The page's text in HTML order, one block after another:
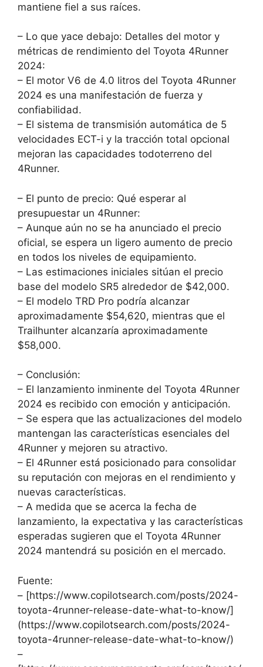
mantiene fiel a sus raíces.
– Lo que yace debajo: Detalles del motor y
métricas de rendimiento del Toyota 4Runner
2024:
– El motor V6 de 4.0 litros del Toyota 4Runner
2024 es una manifestación de fuerza y
confiabilidad.
– El sistema de transmisión automática de 5
velocidades ECT-i y la tracción total opcional
mejoran las capacidades todoterreno del
4Runner.
– El punto de precio: Qué esperar al
presupuestar un 4Runner:
– Aunque aún no se ha anunciado el precio
oficial, se espera un ligero aumento de precio
en todos los niveles de equipamiento.
– Las estimaciones iniciales sitúan el precio
base del modelo SR5 alrededor de $42,000.
– El modelo TRD Pro podría alcanzar
aproximadamente $54,620, mientras que el
Trailhunter alcanzaría aproximadamente
$58,000.
– Conclusión:
– El lanzamiento inminente del Toyota 4Runner
2024 es recibido con emoción y anticipación.
– Se espera que las actualizaciones del modelo
mantengan las características esenciales del
4Runner y mejoren su atractivo.
– El 4Runner está posicionado para consolidar
su reputación con mejoras en el rendimiento y
nuevas características.
– A medida que se acerca la fecha de
lanzamiento, la expectativa y las características
esperadas sugieren que el Toyota 4Runner
2024 mantendrá su posición en el mercado.
Fuente:
– [https://www.copilotsearch.com/posts/2024-
toyota-4runner-release-date-what-to-know/]
(https://www.copilotsearch.com/posts/2024-
toyota-4runner-release-date-what-to-know/)
–